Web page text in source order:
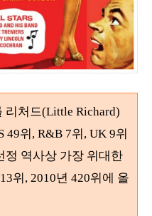
리처드(Little Richard)
49위, R&B 7위, UK 9위
정 역사상 가장 위대한
위 , 2010년 420위에 올